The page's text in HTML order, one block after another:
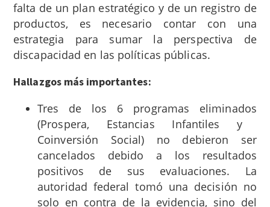
falta de un plan estratégico y de un registro de
productos, es necesario contar con una
estrategia para sumar la perspectiva de
discapacidad en las políticas públicas.
Hallazgos más importantes:
Tres de los 6 programas eliminados
(Prospera, Estancias Infantiles y
Coinversión Social) no debieron ser
cancelados debido a los resultados
positivos de sus evaluaciones. La
autoridad federal tomó una decisión no
solo en contra de la evidencia, sino del